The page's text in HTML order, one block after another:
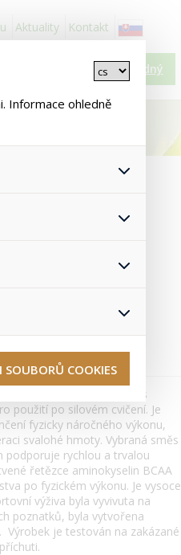
Aktuality Kontakt
Košík je prázdný
síly. Regenerační nápoj s
použití po silovém cvičení. Je
fyzicky náročného výkonu,
svalohé hmoty. Vybraná směs
podporuje rychlou a trvalou
řetězce aminokyselin BCAA
po fyzickém výkonu. Je vysoce
výživa byla vyvivuta na
poznatků, byla vytvořena
je testován na zakázané
Informace ohledně
uživáním cookies. Pro
zjistit
nevhodným
COOKIES